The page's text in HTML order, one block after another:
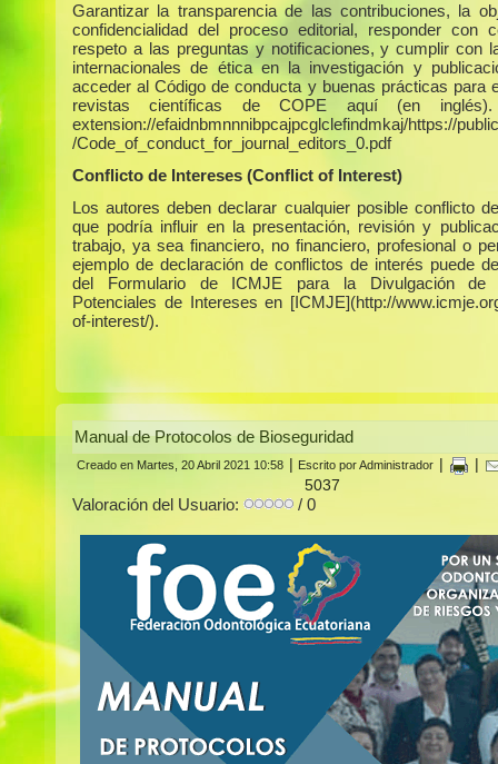
Garantizar la transparencia de las contribuciones, la
confidencialidad del proceso editorial, responder con
respeto a las preguntas y notificaciones, y cumplir con
internacionales de ética en la investigación y
acceder al Código de conducta y buenas prácticas para
revistas científicas de COPE aquí (en inglés).
extension://efaidnbmnnnibpcajpcglclefindmkaj/https://
/Code_of_conduct_for_journal_editors_0.pdf
Conflicto de Intereses (Conflict of Interest)
Los autores deben declarar cualquier posible conflicto
que podría influir en la presentación, revisión y
trabajo, ya sea financiero, no financiero, profesional o
ejemplo de declaración de conflictos de interés puede
del Formulario de ICMJE para la Divulgación de
Potenciales de Intereses en [ICMJE](http://
of-interest/).
Manual de Protocolos de Bioseguridad
Creado en Martes, 20 Abril 2021 10:58 Escrito por Administrador
5037
Valoración del Usuario: / 0